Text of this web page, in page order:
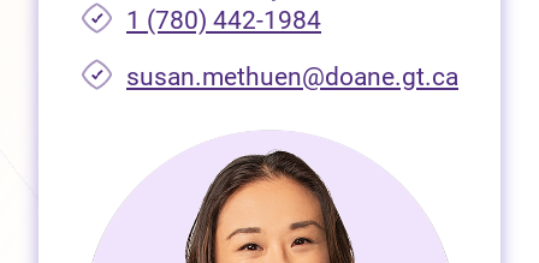
1 (780) 442-1984
susan.methuen@doane.gt.ca